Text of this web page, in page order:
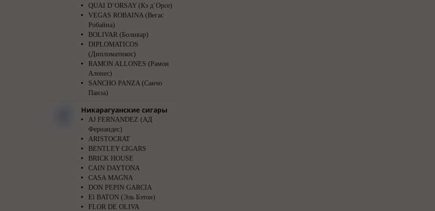
QUAI D’ORSAY (Кэ д`Орсе)
VEGAS ROBAINA (Вегас
Робайна)
BOLIVAR (Боливар)
DIPLOMATICOS
(Дипломатикос)
RAMON ALLONES (Рамон
Алонес)
SANCHO PANZA (Санчо
Панза)
Никарагуанские сигары
AJ FERNANDEZ (АД
Фернандес)
ARISTOCRAT
BENTLEY CIGARS
BRICK HOUSE
CAIN DAYTONA
CASA MAGNA
DON PEPIN GARCIA
El BATON (Эль Бэтон)
FLOR DE OLIVA